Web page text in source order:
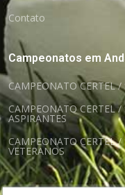
Contato
Campeonatos em
CAMPEONATO CERTEL
CAMPEONATO CERTEL
ASPIRANTES
CAMPEONATO CERTEL
VETERANOS